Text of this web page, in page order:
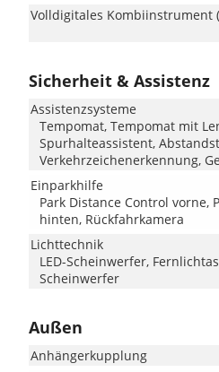
Volldigitales Kombiinstrument
Sicherheit & Assistenz
Assistenzsysteme
Tempomat, Tempomat mit
Spurhalteassistent,
Verkehrzeichenerkennung,
Einparkhilfe
Park Distance Control vorne,
hinten, Rückfahrkamera
Lichttechnik
LED-Scheinwerfer,
Scheinwerfer
Außen
Anhängerkupplung